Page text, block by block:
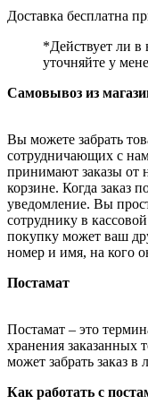
Доставка бесплатна
*Действует ли в
уточняйте у
Самовывоз из
Вы можете забрать
сотрудничающих с
принимают заказы от
корзине. Когда заказ
уведомление. Вы
сотруднику в
покупку может ваш
номер и имя, на кого
Постамат
Постамат – это
хранения заказанных
может забрать заказ
Как работать с